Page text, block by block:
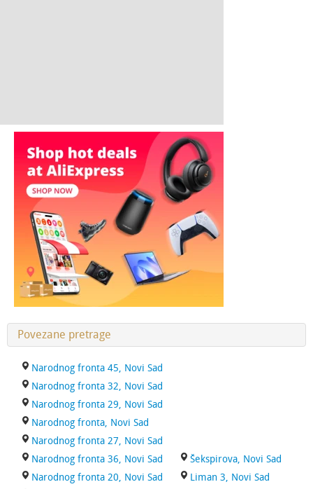
Povezane pretrage
Narodnog fronta 45, Novi Sad
Narodnog fronta 32, Novi Sad
Narodnog fronta 29, Novi Sad
Narodnog fronta, Novi Sad
Narodnog fronta 27, Novi Sad
Narodnog fronta 36, Novi Sad
Šekspirova, Novi Sad
Narodnog fronta 20, Novi Sad
Liman 3, Novi Sad